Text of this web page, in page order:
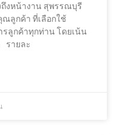
ถึงหน้างาน สุพรรณบุรี
ลูกค้า ที่เลือกใช้
รลูกค้าทุกท่าน โดยเน้น
รายละ